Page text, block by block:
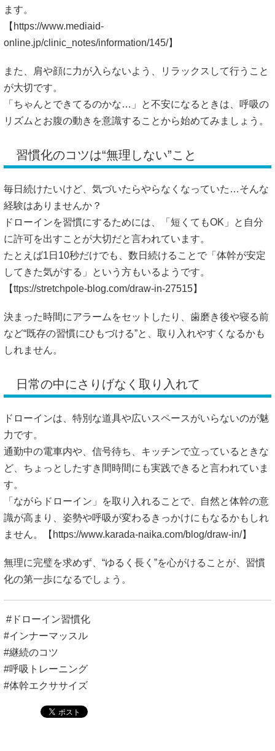
ます。
【 https://www.mediaid-
online.jp/clinic_notes/information/145/】
また、肩や顔に力が入らないよう、リラックスして行うこと
が大切です。
「ちゃんとできてるのかな…」と不安になるときは、呼吸の
リズムとお腹の動きを意識することから始めてみましょう。
習慣化のコツは“無理しない”こと
毎日続けたいけど、気づいたらやらなくなっていた…そんな
経験はありませんか？
ドローインを習慣にするためには、「短くてもOK」と自分
に許可を出すことが大切だと言われています。
たとえば1日10秒だけでも、数日続けることで「体幹が安定
してきた気がする」という方もいるようです。
【ttps://stretchpole-blog.com/draw-in-27515】
決まった時間にアラームをセットしたり、歯磨き後や寝る前
など“既存の習慣にひもづける”と、取り入れやすくなるかも
しれません。
日常の中にさりげなく取り入れて
ドローインは、特別な道具や広いスペースがいらないのが魅
力です。
通勤中の電車内や、信号待ち、キッチンで立っているときな
ど、ちょっとしたすき間時間にも実践できると言われていま
す。
「ながらドローイン」を取り入れることで、自然と体幹の意
識が高まり、姿勢や呼吸が変わるきっかけにもなるかもしれ
ません。【 https://www.karada-naika.com/blog/draw-in/】
無理に完璧を求めず、“ゆるく長く”を心がけることが、習慣
化の第一歩になるでしょう。
#ドローイン習慣化
#インナーマッスル
#継続のコツ
#呼吸トレーニング
#体幹エクササイズ